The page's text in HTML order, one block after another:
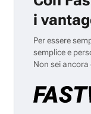
i
Per essere
semplice e
Non sei ancora